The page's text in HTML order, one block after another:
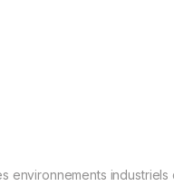
environnements